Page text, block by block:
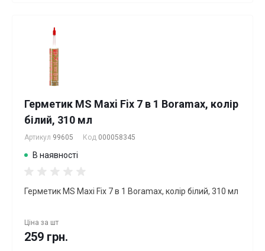
Герметик MS Maxi Fix 7 в 1 Boramax, колір
білий, 310 мл
Артикул 99605 Код 000058345
В наявності
Герметик MS Maxi Fix 7 в 1 Boramax, колір білий, 310 мл
Ціна за шт
259 грн.